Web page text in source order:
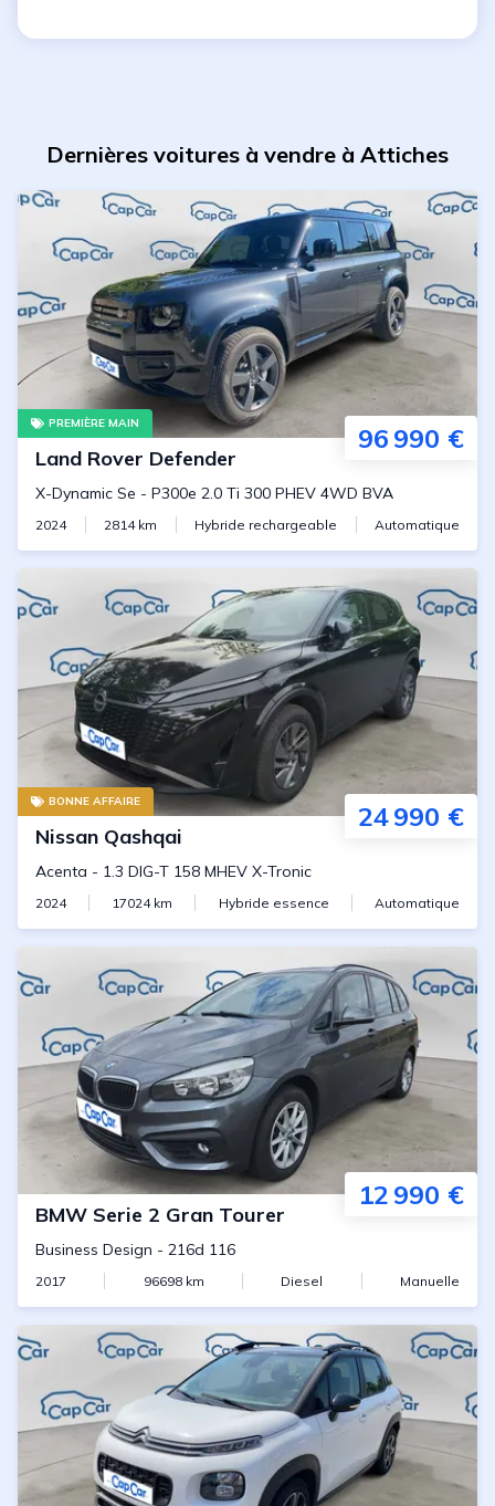
Dernières voitures à vendre à Attiches
PREMIÈRE MAIN 96 990 €
Land Rover Defender
X-Dynamic Se - P300e 2.0 Ti 300 PHEV 4WD BVA
2024 2814km Hybride rechargeable Automatique
BONNE AFFAIRE 24 990 €
Nissan Qashqai
Acenta - 1.3 DIG-T 158 MHEV X-Tronic
2024 17024km Hybride essence Automatique
12 990 €
BMW Serie 2 Gran Tourer
Business Design - 216d 116
2017 96698km Diesel Manuelle